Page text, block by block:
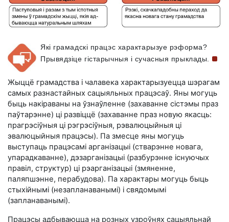
Які грамадскі працэс характарызуе рэформа?
Прывядзіце гістарычныя і сучасныя прыклады.
Жыццё грамадства і чалавека характарызуецца шэрагам
самых разнастайных сацыяльных працэсаў. Яны могуць
быць накіраваны на ўзнаўленне (захаванне сістэмы праз
паўтарэнне) ці развіццё (захаванне праз новую якасць:
прагрэсіўныя ці рэгрэсіўныя, рэвалюцыйныя ці
эвалюцыйныя працэсы). Па змесце яны могуць
выступаць працэсамі арганізацыі (стварэнне новага,
упарадкаванне), дэзарганізацыі (разбурэнне існуючых
правіл, структур) ці рэарганізацыі (змяненне,
паляпшэнне, перабудова). Па характары могуць быць
стыхійнымі (незапланаванымі) і свядомымі
(запланаванымі).
Працэсы адбываюцца на розных узроўнях сацыяльнай